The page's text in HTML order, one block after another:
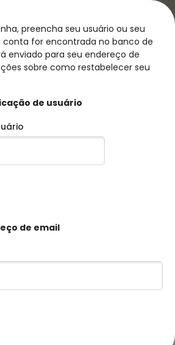
preencha seu usuário ou seu
conta for encontrada no banco de
enviado para seu endereço de
sobre como restabelecer seu
de usuário
de email